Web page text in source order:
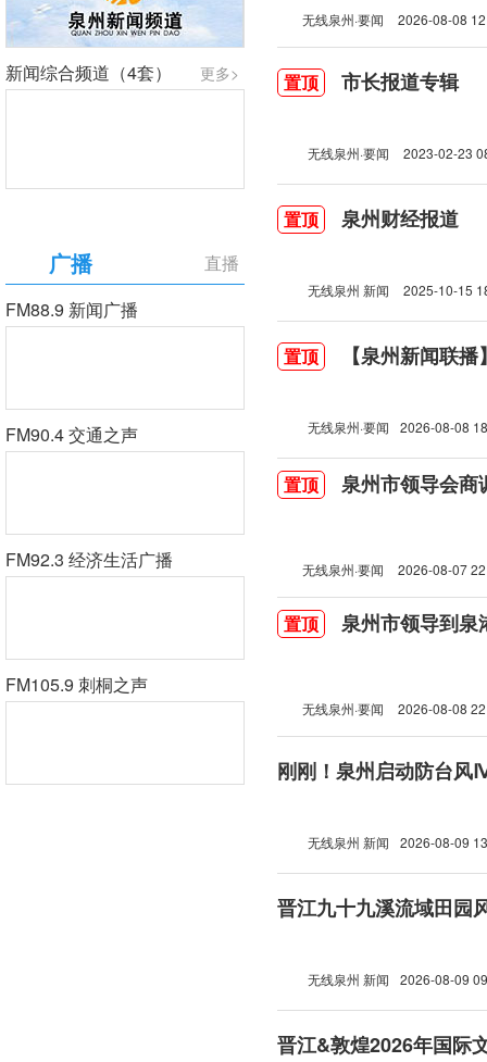
更多>
新闻综合频道（4套）
直播
广播
FM88.9 新闻广播
FM90.4 交通之声
FM92.3 经济生活广播
FM105.9 刺桐之声
无线泉州·要闻 2026-08-08
置顶 市长报道专辑
无线泉州·要闻 2023-02-23
置顶 泉州财经报道
无线泉州 新闻 2025-10-15
置顶 【泉州新闻联
无线泉州·要闻 2026-08-08
置顶 泉州市领导会商
无线泉州·要闻 2026-08-07
置顶 泉州市领导到泉
无线泉州·要闻 2026-08-08
刚刚！泉州启动防台风
无线泉州 新闻 2026-08-09
晋江九十九溪流域田园
无线泉州 新闻 2026-08-09
晋江&敦煌2026年国际